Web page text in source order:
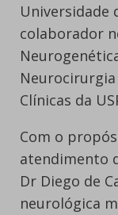
Universidade
colaborador
Clínicas da
Com o
atendimento
Dr Diego de
neurológica